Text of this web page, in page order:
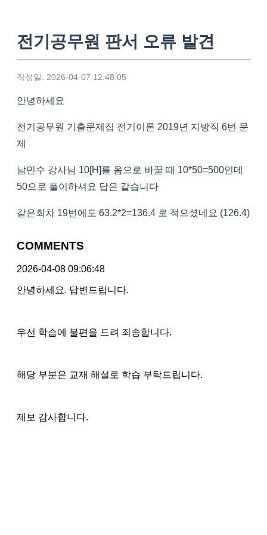
전기공무원 판서 오류 발견
작성일: 2026-04-07 12:48:05
안녕하세요
전기공무원 기출문제집 전기이론 2019년 지방직 6번 문
제
남민수 강사님 10[H]를 옴으로 바꿀 때 10*50=500인데
50으로 풀이하셔요 답은 같습니다
같은회차 19번에도 63.2*2=136.4 로 적으셨네요 (126.4)
COMMENTS
2026-04-08 09:06:48
안녕하세요. 답변드립니다.
우선 학습에 불편을 드려 죄송합니다.
해당 부분은 교재 해설로 학습 부탁드립니다.
제보 감사합니다.